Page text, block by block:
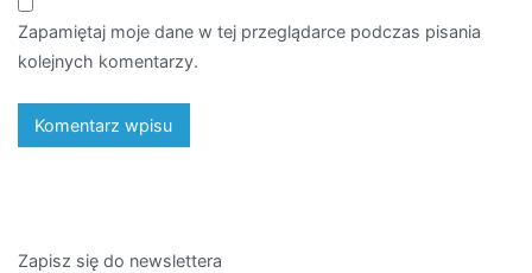
Zapamiętaj moje dane w tej przeglądarce podczas pisania
kolejnych komentarzy.
Zapisz się do newslettera